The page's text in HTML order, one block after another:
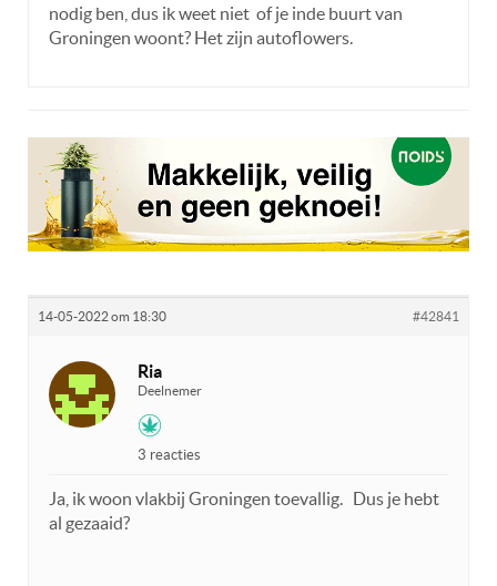
nodig ben, dus ik weet niet of je inde buurt van
Groningen woont? Het zijn autoflowers.
14-05-2022 om 18:30 #42841
Ria
Deelnemer
3 reacties
Ja, ik woon vlakbij Groningen toevallig. Dus je hebt
al gezaaid?